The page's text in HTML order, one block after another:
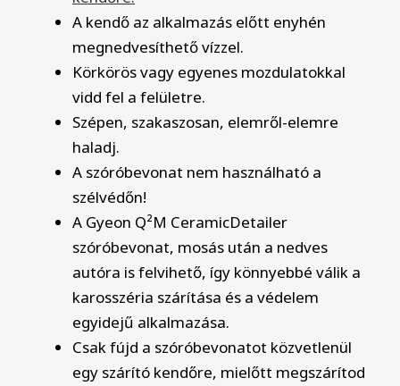
A kendő az alkalmazás előtt enyhén
megnedvesíthető vízzel.
Körkörös vagy egyenes mozdulatokkal
vidd fel a felületre.
Szépen, szakaszosan, elemről-elemre
haladj.
A szóróbevonat nem használható a
szélvédőn!
A Gyeon Q²M CeramicDetailer
szóróbevonat, mosás után a nedves
autóra is felvihető, így könnyebbé válik a
karosszéria szárítása és a védelem
egyidejű alkalmazása.
Csak fújd a szóróbevonatot közvetlenül
egy szárító kendőre, mielőtt megszárítod